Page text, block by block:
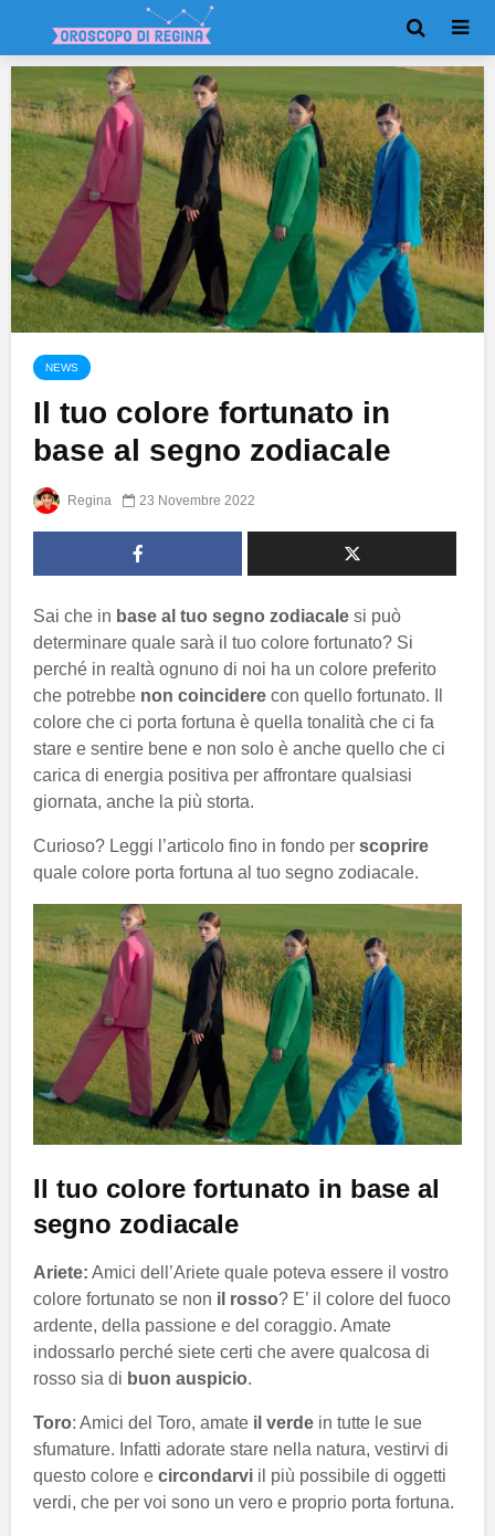
NEWS
Il tuo colore fortunato in
base al segno zodiacale
Regina 23 Novembre 2022
Sai che in base al tuo segno zodiacale si può
determinare quale sarà il tuo colore fortunato? Si
perché in realtà ognuno di noi ha un colore preferito
che potrebbe non coincidere con quello fortunato. Il
colore che ci porta fortuna è quella tonalità che ci fa
stare e sentire bene e non solo è anche quello che ci
carica di energia positiva per affrontare qualsiasi
giornata, anche la più storta.
Curioso? Leggi l’articolo fino in fondo per scoprire
quale colore porta fortuna al tuo segno zodiacale.
Il tuo colore fortunato in base al
segno zodiacale
Ariete: Amici dell’Ariete quale poteva essere il vostro
colore fortunato se non il rosso? E’ il colore del fuoco
ardente, della passione e del coraggio. Amate
indossarlo perché siete certi che avere qualcosa di
rosso sia di buon auspicio.
Toro: Amici del Toro, amate il verde in tutte le sue
sfumature. Infatti adorate stare nella natura, vestirvi di
questo colore e circondarvi il più possibile di oggetti
verdi, che per voi sono un vero e proprio porta fortuna.